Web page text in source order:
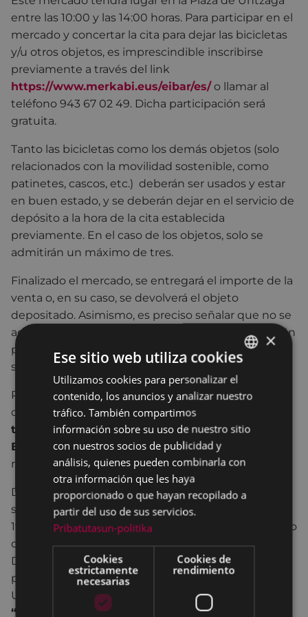
entre las 10:00 y las 14:00 horas. Para participar en el
mercado y concertar la cita para dejar las bicicletas
y/u otros objetos, es imprescindible inscribirse
previamente a través del link
https://www.merkabi.eus/eibar/es/o llamar al
teléfono 943 67 02 49. Dicha participación será
gratuita.
Tanto las bicicletas como los demás objetos (solo
relacionados con la movilidad sostenible, como
patinetes, cascos, etc.) deberán ser usados y estar
en buen estado, y se deberán dejar en el servicio de
depósito a la hora de la cita establecida
previamente. En el caso de los objetos, solo se
admitirán un máximo de tres.
Finalizado el mercado, se entregará el importe de la
venta o, en su caso, se devolverá el objeto
depositado. Asimismo, es preciso señalar que no se
admitirán precios superiores a los 500 euros, podrán
participar las personas mayores de edad, y se
solicitarán el DNI y el número de teléfono.
Por otro lado, durante la mañana, junto al mercado,
como viene siendo habitual, también habrá un
taller de reparación de bicicletas de la mano de
Eibar Klub Deportiboa, donde se ofrecerán
reparaciones básicas de bicicletas.
Del mismo modo, durante los días 17 y 18 de
septiembre, sábado (de 10:30 a 14.00 y de 15.30 a
19:30) y domingo (de 10:30 a 14:00), el departamento
de Movilidad y Ordenación del Territorio de la
Diputación Foral de Gipuzkoa, enmarcado en su
programa “La Vuelta a Gipuzkoa”, habilitará en
Unzaga un
punto de información denominado
“ “Bizibideak, Red de vías ciclistas de Gipuzkoa”
BASQUE
SPANISH
×
Ese sitio web utiliza cookies
Utilizamos cookies para personalizar el
contenido, los anuncios y analizar nuestro
tráfico. También compartimos
información sobre su uso de nuestro sitio
con nuestros socios de publicidad y
análisis, quienes pueden combinarla con
otra información que les haya
proporcionado o que hayan recopilado a
partir del uso de sus servicios.
Pribatutasun-politika
Cookies
estrictamente
necesarias
Cookies de
rendimiento